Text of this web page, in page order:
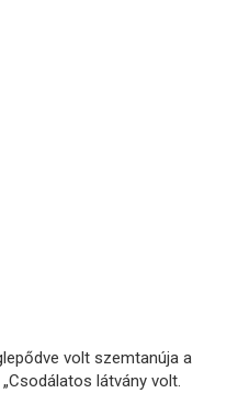
volt szemtanúja a
látvány volt.